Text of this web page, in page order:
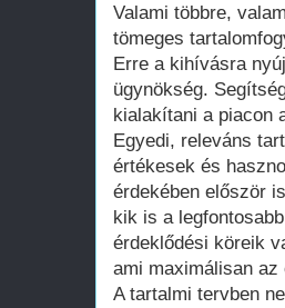
Valami többre,
tömeges
Erre a kihívásra
ügynökség.
kialakítani a piacon
Egyedi, releváns
értékesek és
érdekében először
kik is a
érdeklődési köreik
ami maximálisan
A tartalmi tervben